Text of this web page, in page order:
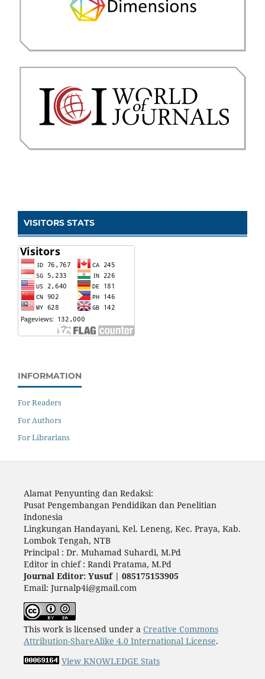
VISITORS STATS
INFORMATION
For Readers
For Authors
For Librarians
Alamat Penyunting dan Redaksi:
Pusat Pengembangan Pendidikan dan Penelitian
Indonesia
Lingkungan Handayani, Kel. Leneng, Kec. Praya, Kab.
Lombok Tengah, NTB
Principal : Dr. Muhamad Suhardi, M.Pd
Editor in chief : Randi Pratama, M.Pd
Journal Editor: Yusuf | 085175153905
Email: Jurnalp4i@gmail.com
This work is licensed under a Creative Commons
Attribution-ShareAlike 4.0 International License.
View KNOWLEDGE Stats